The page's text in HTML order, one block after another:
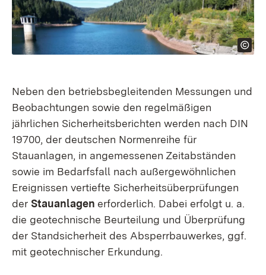
Neben den betriebsbegleitenden Messungen und
Beobachtungen sowie den regelmäßigen
jährlichen Sicherheits­berichten werden nach DIN
19700, der deutschen Normenreihe für
Stauanlagen, in angemessenen Zeitabständen
sowie im Bedarfsfall nach außer­gewöhnlichen
Ereignissen vertiefte Sicherheits­überprüfungen
der Stauanlagen erforderlich. Dabei erfolgt u. a.
die geotechnische Beurteilung und Überprüfung
der Stand­sicherheit des Absperr­bauwerkes, ggf.
mit geotechnischer Er­kun­dung.